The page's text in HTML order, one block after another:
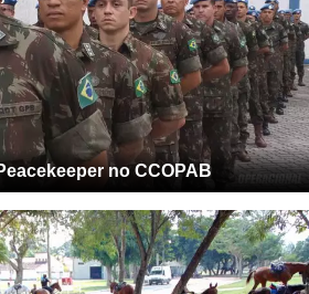
no CCOPAB